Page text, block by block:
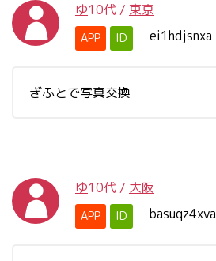
ゆ10代 / 東京
APP ID ei1hdjsnxa
ぎふとで写真交換
ゆ10代 / 大阪
APP ID basuqz4xva